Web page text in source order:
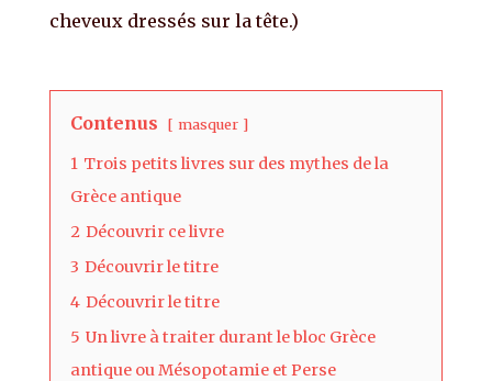
cheveux dressés sur la tête.)
Contenus masquer
1 Trois petits livres sur des mythes de la
Grèce antique
2 Découvrir ce livre
3 Découvrir le titre
4 Découvrir le titre
5 Un livre à traiter durant le bloc Grèce
antique ou Mésopotamie et Perse